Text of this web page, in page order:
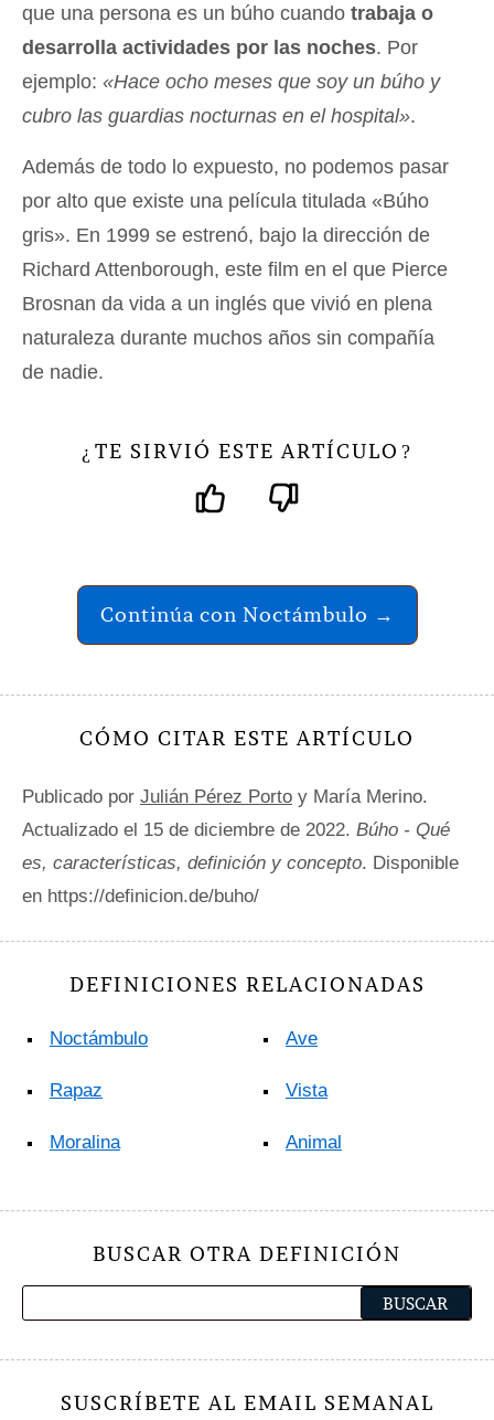
que una persona es un búho cuando trabaja o
desarrolla actividades por las noches. Por
ejemplo: «Hace ocho meses que soy un búho y
cubro las guardias nocturnas en el hospital».
Además de todo lo expuesto, no podemos pasar
por alto que existe una película titulada «Búho
gris». En 1999 se estrenó, bajo la dirección de
Richard Attenborough, este film en el que Pierce
Brosnan da vida a un inglés que vivió en plena
naturaleza durante muchos años sin compañía
de nadie.
¿ TE SIRVIÓ ESTE ARTÍCULO ?
Continúa con Noctámbulo →
CÓMO CITAR ESTE ARTÍCULO
Publicado por Julián Pérez Porto y María Merino.
Actualizado el 15 de diciembre de 2022. Búho - Qué
es, características, definición y concepto. Disponible
en https://definicion.de/buho/
DEFINICIONES RELACIONADAS
Noctámbulo
Rapaz
Moralina
Ave
Vista
Animal
BUSCAR OTRA DEFINICIÓN
SUSCRÍBETE AL EMAIL SEMANAL